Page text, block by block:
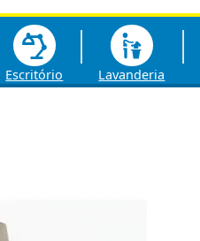
Escritório Lavanderia